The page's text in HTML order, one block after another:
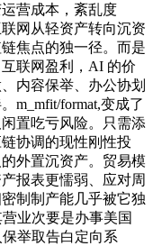
营成本，紊乱度
网从轻资产转向沉资
焦点的独一径。而是
联网盈利，AI 的价
内容保举、办公协划
m_mfit/format,变成了
置吃亏风险。只需添
协调的现性刚性投
外置沉资产。贸易模
报表更懦弱、应对周
制制产能几乎被它独
业次要是办事美国
举取告白定向系